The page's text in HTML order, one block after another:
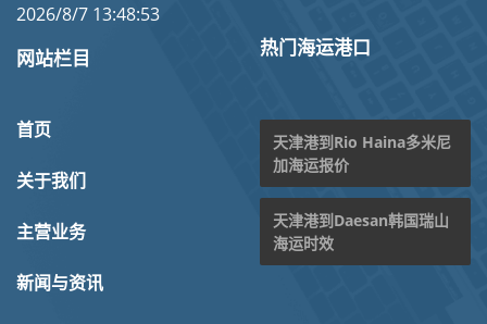
2026/8/7 13:48:53
网站栏目
首页
关于我们
主营业务
新闻与资讯
热门海运港口
天津港到Rio Haina多米尼
加海运报价
天津港到Daesan韩国瑞山
海运时效